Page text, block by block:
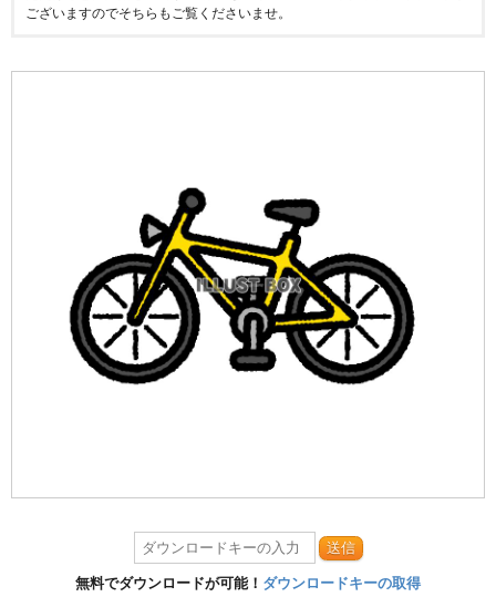
ございますのでそちらもご覧くださいませ。
送信
無料でダウンロードが可能！ ダウンロードキーの取得